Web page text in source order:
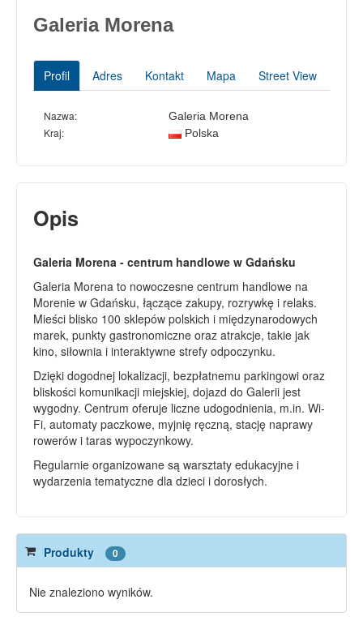
Galeria Morena
Profil Adres Kontakt Mapa Street View
Nazwa: Galeria Morena
Kraj: Polska
Opis
Galeria Morena - centrum handlowe w Gdańsku
Galeria Morena to nowoczesne centrum handlowe na
Morenie w Gdańsku, łączące zakupy, rozrywkę i relaks.
Mieści blisko 100 sklepów polskich i międzynarodowych
marek, punkty gastronomiczne oraz atrakcje, takie jak
kino, siłownia i interaktywne strefy odpoczynku.
Dzięki dogodnej lokalizacji, bezpłatnemu parkingowi oraz
bliskości komunikacji miejskiej, dojazd do Galerii jest
wygodny. Centrum oferuje liczne udogodnienia, m.in. Wi-
Fi, automaty paczkowe, myjnię ręczną, stację naprawy
rowerów i taras wypoczynkowy.
Regularnie organizowane są warsztaty edukacyjne i
wydarzenia tematyczne dla dzieci i dorosłych.
Produkty 0
Nie znaleziono wyników.